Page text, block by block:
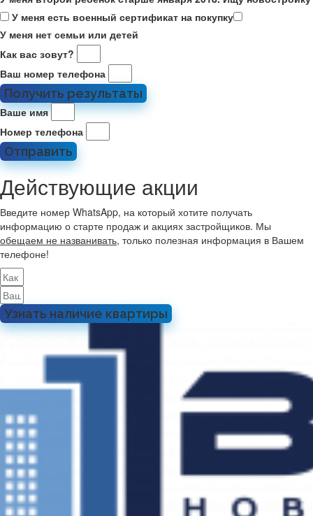
У меня есть военный сертификат на покупку
У меня нет семьи или детей
Как вас зовут?
Ваш номер телефона
Получить результаты
Ваше имя
Номер телефона
Отправить
Действующие акции
Введите номер WhatsApp, на который хотите получать
информацию о старте продаж и акциях застройщиков. Мы
обещаем не названивать, только полезная информация в Вашем
телефоне!
Узнать наличие квартиры